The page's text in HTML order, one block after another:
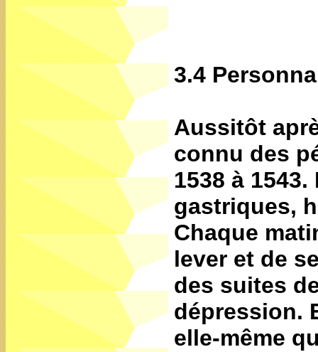
3.4
Aussitôt
connu des
1538 à
gastriques,
Chaque
lever et de
des suites
dépression.
elle-même